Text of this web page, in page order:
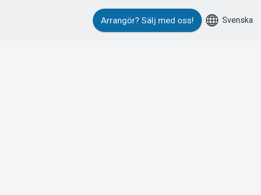
Arrangör? Sälj med oss! Svenska